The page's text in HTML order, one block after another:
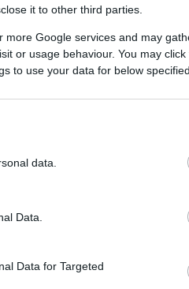
it to other third parties.
Google services and may
or usage behaviour. You may
to use your data for below
data.
Data.
Data for Targeted
zu stören? Kein
des Amazonasgebiets
mit Russland scharf